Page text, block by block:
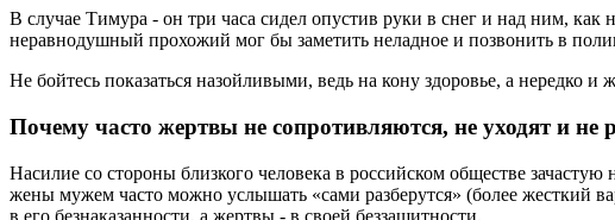
В случае Тимура - он три часа сидел опустив руки в снег и над ним,
неравнодушный прохожий мог бы заметить неладное и позвонить в
Не бойтесь показаться назойливыми, ведь на кону здоровье, а нередко и
Почему часто жертвы не сопротивляются, не уходят и не
Насилие со стороны близкого человека в российском обществе
жены мужем часто можно услышать «сами разберутся» (более жесткий
в его безнаказанности, а жертвы - в своей беззащитности.